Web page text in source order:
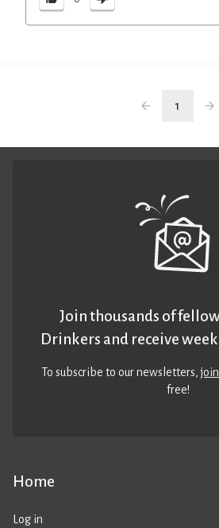
1
Home
Log in
Join thousands of
Drinkers and receive
To subscribe to our newsletters,
free!